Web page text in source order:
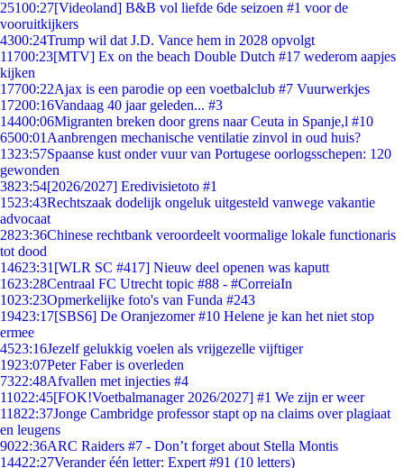
25100:27[Videoland] B&B vol liefde 6de seizoen #1 voor de
vooruitkijkers
4300:24Trump wil dat J.D. Vance hem in 2028 opvolgt
11700:23[MTV] Ex on the beach Double Dutch #17 wederom aapjes
kijken
17700:22Ajax is een parodie op een voetbalclub #7 Vuurwerkjes
17200:16Vandaag 40 jaar geleden... #3
14400:06Migranten breken door grens naar Ceuta in Spanje,l #10
6500:01 Aanbrengen mechanische ventilatie zinvol in oud huis?
1323:57Spaanse kust onder vuur van Portugese oorlogsschepen: 120
gewonden
3823:54[2026/2027] Eredivisietoto #1
1523:43Rechtszaak dodelijk ongeluk uitgesteld vanwege vakantie
advocaat
2823:36Chinese rechtbank veroordeelt voormalige lokale functionaris
tot dood
14623:31 [WLR SC #417] Nieuw deel openen was kaputt
1623:28Centraal FC Utrecht topic #88 - #CorreiaIn
1023:23Opmerkelijke foto's van Funda #243
19423:17[SBS6] De Oranjezomer #10 Helene je kan het niet stop
ermee
4523:16Jezelf gelukkig voelen als vrijgezelle vijftiger
1923:07Peter Faber is overleden
7322:48Afvallen met injecties #4
11022:45[FOK!Voetbalmanager 2026/2027] #1 We zijn er weer
11822:37Jonge Cambridge professor stapt op na claims over plagiaat
en leugens
9022:36ARC Raiders #7 - Don’t forget about Stella Montis
14422:27Verander één letter: Expert #91 (10 letters)